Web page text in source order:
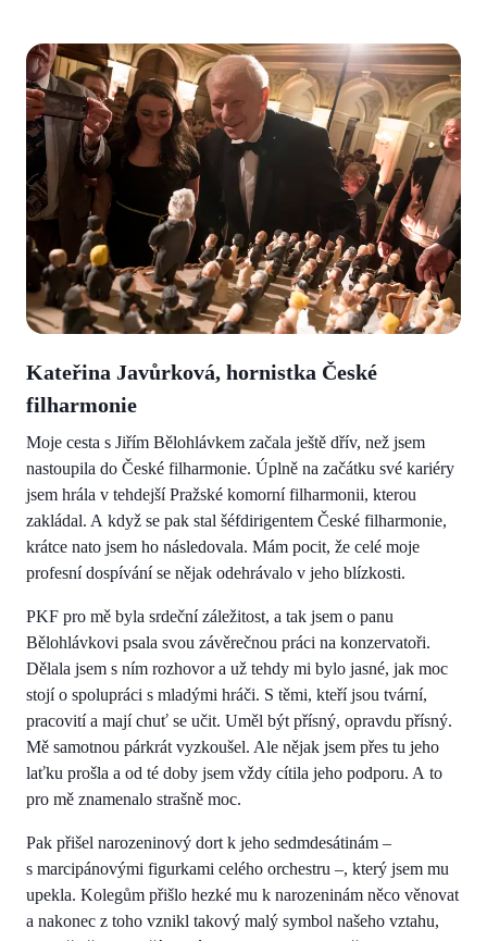
Kateřina Javůrková, hornistka České
filharmonie
Moje cesta s Jiřím Bělohlávkem začala ještě dřív, než jsem
nastoupila do České filharmonie. Úplně na začátku své kariéry
jsem hrála v tehdejší Pražské komorní filharmonii, kterou
zakládal. A když se pak stal šéfdirigentem České filharmonie,
krátce nato jsem ho následovala. Mám pocit, že celé moje
profesní dospívání se nějak odehrávalo v jeho blízkosti.
PKF pro mě byla srdeční záležitost, a tak jsem o panu
Bělohlávkovi psala svou závěrečnou práci na konzervatoři.
Dělala jsem s ním rozhovor a už tehdy mi bylo jasné, jak moc
stojí o spolupráci s mladými hráči. S těmi, kteří jsou tvární,
pracovití a mají chuť se učit. Uměl být přísný, opravdu přísný.
Mě samotnou párkrát vyzkoušel. Ale nějak jsem přes tu jeho
laťku prošla a od té doby jsem vždy cítila jeho podporu. A to
pro mě znamenalo strašně moc.
Pak přišel narozeninový dort k jeho sedmdesátinám –
s marcipánovými figurkami celého orchestru –, který jsem mu
upekla. Kolegům přišlo hezké mu k narozeninám něco věnovat
a nakonec z toho vznikl takový malý symbol našeho vztahu,